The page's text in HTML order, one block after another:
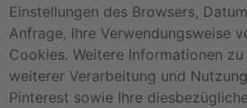
Einstellungen des Browsers,
Anfrage, Ihre Verwendungsweise
Cookies. Weitere Informationen
weiterer Verarbeitung und
Pinterest sowie Ihre